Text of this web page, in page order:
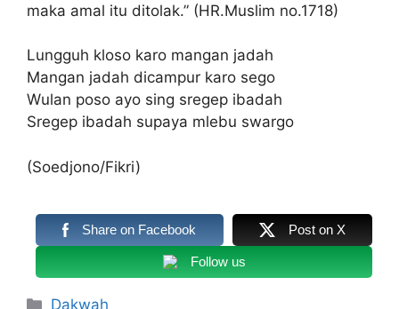
maka amal itu ditolak.” (HR.Muslim no.1718)
Lungguh kloso karo mangan jadah
Mangan jadah dicampur karo sego
Wulan poso ayo sing sregep ibadah
Sregep ibadah supaya mlebu swargo
(Soedjono/Fikri)
Share on Facebook Post on X
Follow us
Kategori
Dakwah